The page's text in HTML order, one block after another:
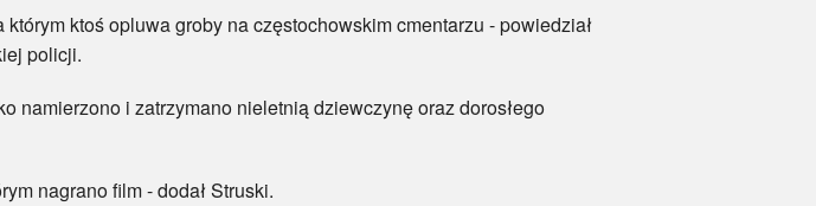
ktoś opluwa groby na częstochowskim cmentarzu - powiedział
policji.
i zatrzymano nieletnią dziewczynę oraz dorosłego
nagrano film - dodał Struski.